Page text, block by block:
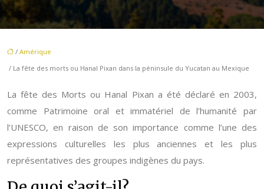
/ Amérique
/ La fête des morts ou Hanal Pixan dans la péninsule du Yucatan au Mexique
La fête des Morts ou Hanal Pixan a été déclaré en 2003,
comme Patrimoine oral et immatériel de l’humanité par
l’UNESCO, en raison de son importance comme l’une des
expressions culturelles les plus anciennes et les plus
représentatives des groupes indigènes du pays.